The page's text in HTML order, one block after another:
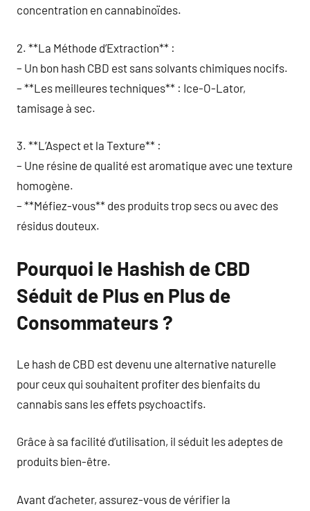
concentration en cannabinoïdes.
2. **La Méthode d’Extraction** :
– Un bon hash CBD est sans solvants chimiques nocifs.
– **Les meilleures techniques** : Ice-O-Lator,
tamisage à sec.
3. **L’Aspect et la Texture** :
– Une résine de qualité est aromatique avec une texture
homogène.
– **Méfiez-vous** des produits trop secs ou avec des
résidus douteux.
Pourquoi le Hashish de CBD
Séduit de Plus en Plus de
Consommateurs ?
Le hash de CBD est devenu une alternative naturelle
pour ceux qui souhaitent profiter des bienfaits du
cannabis sans les effets psychoactifs.
Grâce à sa facilité d’utilisation, il séduit les adeptes de
produits bien-être.
Avant d’acheter, assurez-vous de vérifier la